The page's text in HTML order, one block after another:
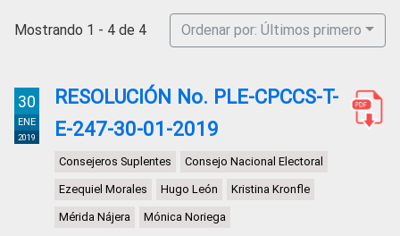
Control
Mostrando 1 - 4 de 4 Ordenar por: Últimos primero
30
ENE
2019
RESOLUCIÓN No. PLE-CPCCS-T-
E-247-30-01-2019
Consejeros Suplentes Consejo Nacional Electoral
Ezequiel Morales Hugo León Kristina Kronfle
Mérida Nájera Mónica Noriega